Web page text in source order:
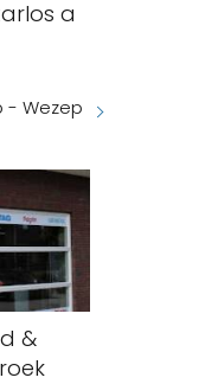
a
- Wezep
&